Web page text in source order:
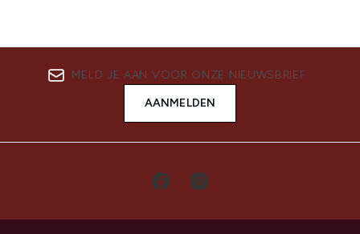
MELD JE AAN VOOR ONZE NIEUWSBRIEF
AANMELDEN